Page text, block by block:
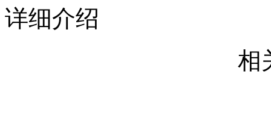
详细介绍
相